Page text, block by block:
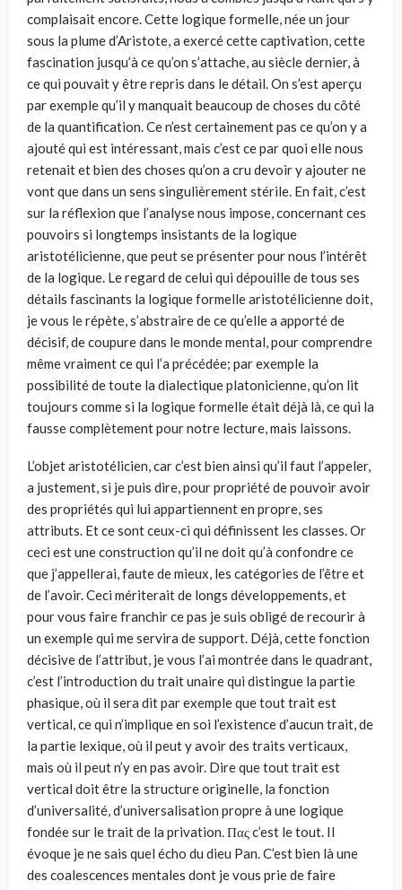
complaisait encore. Cette logique formelle, née un jour
sous la plume d’Aristote, a exercé cette captivation, cette
fascination jusqu’à ce qu’on s’attache, au siècle dernier, à
ce qui pouvait y être repris dans le détail. On s’est aperçu
par exemple qu’il y manquait beaucoup de choses du côté
de la quantification. Ce n’est certainement pas ce qu’on y a
ajouté qui est intéressant, mais c’est ce par quoi elle nous
retenait et bien des choses qu’on a cru devoir y ajouter ne
vont que dans un sens singulièrement stérile. En fait, c’est
sur la réflexion que l’analyse nous impose, concernant ces
pouvoirs si longtemps insistants de la logique
aristotélicienne, que peut se présenter pour nous l’intérêt
de la logique. Le regard de celui qui dépouille de tous ses
détails fascinants la logique formelle aristotélicienne doit,
je vous le répète, s’abstraire de ce qu’elle a apporté de
décisif, de coupure dans le monde mental, pour comprendre
même vraiment ce qui l’a précédée; par exemple la
possibilité de toute la dialectique platonicienne, qu’on lit
toujours comme si la logique formelle était déjà là, ce qui la
fausse complètement pour notre lecture, mais laissons.
L’objet aristotélicien, car c’est bien ainsi qu’il faut l’appeler,
a justement, si je puis dire, pour propriété de pouvoir avoir
des propriétés qui lui appartiennent en propre, ses
attributs. Et ce sont ceux-ci qui définissent les classes. Or
ceci est une construction qu’il ne doit qu’à confondre ce
que j’appellerai, faute de mieux, les catégories de l’être et
de l’avoir. Ceci mériterait de longs développements, et
pour vous faire franchir ce pas je suis obligé de recourir à
un exemple qui me servira de support. Déjà, cette fonction
décisive de l’attribut, je vous l’ai montrée dans le quadrant,
c’est l’introduction du trait unaire qui distingue la partie
phasique, où il sera dit par exemple que tout trait est
vertical, ce qui n’implique en soi l’existence d’aucun trait, de
la partie lexique, où il peut y avoir des traits verticaux,
mais où il peut n’y en pas avoir. Dire que tout trait est
vertical doit être la structure originelle, la fonction
d’universalité, d’universalisation propre à une logique
fondée sur le trait de la privation. Πας c’est le tout. Il
évoque je ne sais quel écho du dieu Pan. C’est bien là une
des coalescences mentales dont je vous prie de faire